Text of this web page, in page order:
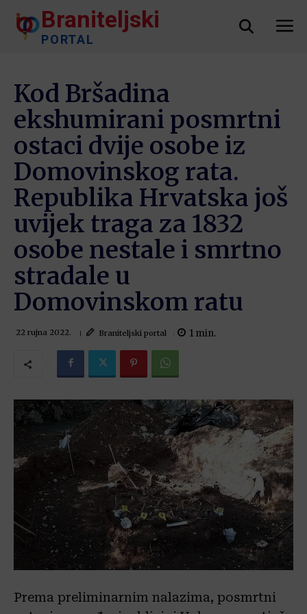
Braniteljski
PORTAL
Kod Bršadina
ekshumirani posmrtni
ostaci dvije osobe iz
Domovinskog rata.
Republika Hrvatska još
uvijek traga za 1832
osobe nestale i smrtno
stradale u
Domovinskom ratu
22 rujna 2022. Braniteljski portal 1 min.
Prema preliminarnim nalazima, posmrtni